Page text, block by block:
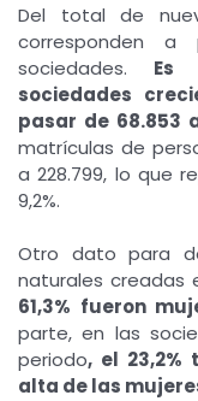
Del total de
corresponden a
sociedades. Es
sociedades
pasar de 68.853
matrículas de
a 228.799, lo que
9,2%.
Otro dato para
naturales creadas
61,3% fueron
parte, en las
periodo, el 23,2%
alta de las